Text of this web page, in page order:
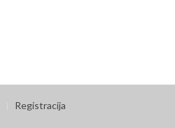
Registracija